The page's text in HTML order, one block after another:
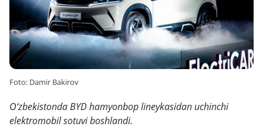
Foto: Damir Bakirov
O‘zbekistonda BYD hamyonbop lineykasidan uchinchi
elektromobil sotuvi boshlandi.